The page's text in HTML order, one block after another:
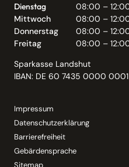
Dienstag
08:00 –
Mittwoch
08:00 –
Donnerstag
08:00 –
Freitag
08:00 –
Sparkasse Landshut
IBAN: DE 60 7435 0000
Impressum
Datenschutzerklärung
Barrierefreiheit
Gebärdensprache
Sitemap